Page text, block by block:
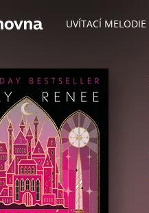
UVÍTACÍ MELODIE